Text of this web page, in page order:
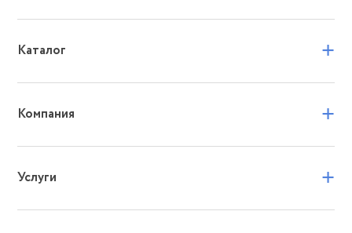
Каталог +
Компания +
Услуги +